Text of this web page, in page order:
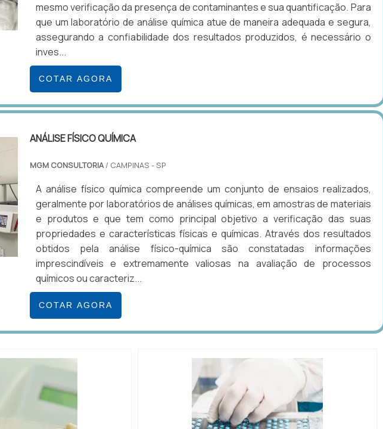
mesmo verificação da presença de contaminantes e sua quantificação. Para
que um laboratório de análise química atue de maneira adequada e segura,
assegurando a confiabilidade dos resultados produzidos, é necessário o
inves...
COTAR AGORA
ANÁLISE FÍSICO QUÍMICA
MGM CONSULTORIA/ CAMPINAS - SP
A análise físico química compreende um conjunto de ensaios realizados,
geralmente por laboratórios de análises químicas, em amostras de materiais
e produtos e que tem como principal objetivo a verificação das suas
propriedades e características físicas e químicas. Através dos resultados
obtidos pela análise físico-química são constatadas informações
imprescindíveis e extremamente valiosas na avaliação de processos
químicos ou caracteriz...
COTAR AGORA